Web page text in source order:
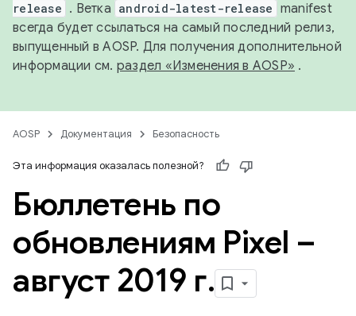
release . Ветка android-latest-release manifest
всегда будет ссылаться на самый последний релиз,
выпущенный в AOSP. Для получения дополнительной
информации см. раздел «Изменения в AOSP» .
AOSP Документация Безопасность
Эта информация оказалась полезной?
Бюллетень по
обновлениям Pixel –
август 2019 г.